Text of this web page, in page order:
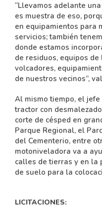
“Llevamos adelante
es muestra de eso,
en equipamientos para
servicios; también
donde estamos
de residuos, equipos de
volcadores,
de nuestros vecinos”,
Al mismo tiempo, el
tractor con
corte de césped en
Parque Regional, el
del Cementerio, entre
motoniveladora va a
calles de tierras y en la
de suelo para la
LICITACIONES: